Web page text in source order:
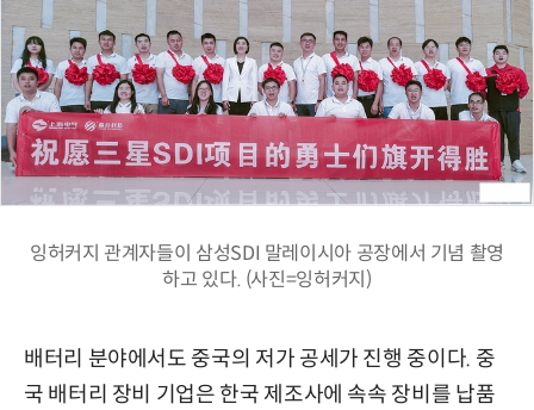
잉허커지 관계자들이 삼성SDI 말레이시아 공장에서 기념 촬영
하고 있다. (사진=잉허커지)
배터리 분야에서도 중국의 저가 공세가 진행 중이다. 중
국 배터리 장비 기업은 한국 제조사에 속속 장비를 납품